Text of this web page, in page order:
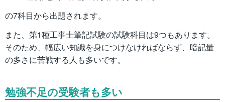
の7科目から出題されます。
また、第1種工事士筆記試験の試験科目は9つもあります。
そのため、幅広い知識を身につけなければならず、暗記量
の多さに苦戦する人も多いです。
勉強不足の受験者も多い